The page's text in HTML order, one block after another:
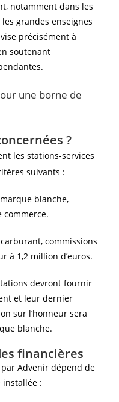
notamment dans les
grandes enseignes
précisément à
soutenant
une borne de
?
les stations-services
suivants :
blanche,
commissions
à 1,2 million d’euros.
devront fournir
et leur dernier
sur l’honneur sera
blanche.
financières
Advenir dépend de
installée :